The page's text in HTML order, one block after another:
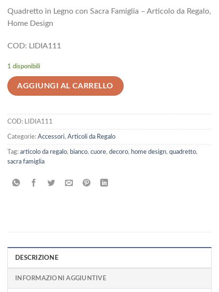
Quadretto in Legno con Sacra Famiglia – Articolo da Regalo,
Home Design
COD: LIDIA111
1 disponibili
AGGIUNGI AL CARRELLO
COD: LIDIA111
Categorie: Accessori, Articoli da Regalo
Tag: articolo da regalo, bianco, cuore, decoro, home design, quadretto,
sacra famiglia
DESCRIZIONE
INFORMAZIONI AGGIUNTIVE